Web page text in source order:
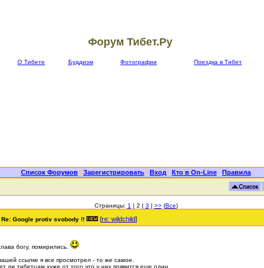
Форум Тибет.Ру
О Тибете Буддизм Фотографии Поездка в Тибет
Список Форумов | Зарегистрировать | Вход | Кто в On-Line | Правила
Страницы: 1 | 2 | 3 | >>(Все)
Re: Google protiv svobody !! [re: wildchild]
богу, помирились.
ссылке я все просмотрел - то же самое.
ли тибетцам хуже от того что у них появится еще один